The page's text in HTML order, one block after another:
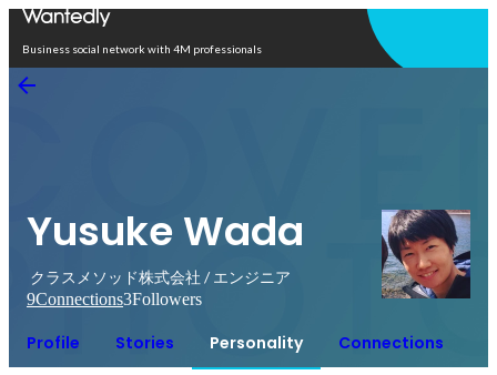
Business social network with 4M professionals
Yusuke Wada
クラスメソッド株式会社 / エンジニア
9Connections3Followers
Profile Stories Personality Connections